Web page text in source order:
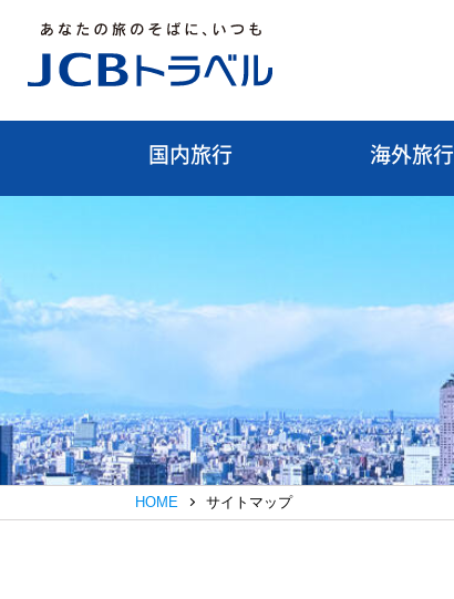
国内旅行 海外旅行
HOME サイトマップ